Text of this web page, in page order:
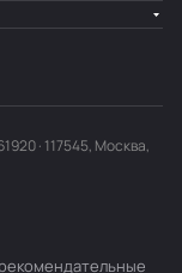
· 117545, Москва,
рекомендательные